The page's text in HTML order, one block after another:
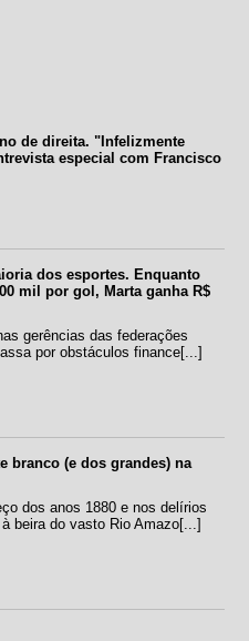
de direita. "Infelizmente
especial com Francisco
dos esportes. Enquanto
mil por gol, Marta ganha R$
gerências das federações
por obstáculos finance[...]
branco (e dos grandes) na
dos anos 1880 e nos delírios
beira do vasto Rio Amazo[...]